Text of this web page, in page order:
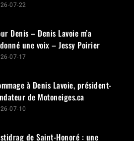
le message qui a
sur
Lavoie m’a
– Jessy Poirier
est décédé